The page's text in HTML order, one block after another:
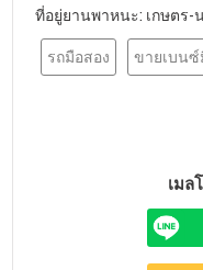
ที่อยู่ยานพาหนะ: เกษตร-
รถมือสอง
ขายเบนซ์
เมล